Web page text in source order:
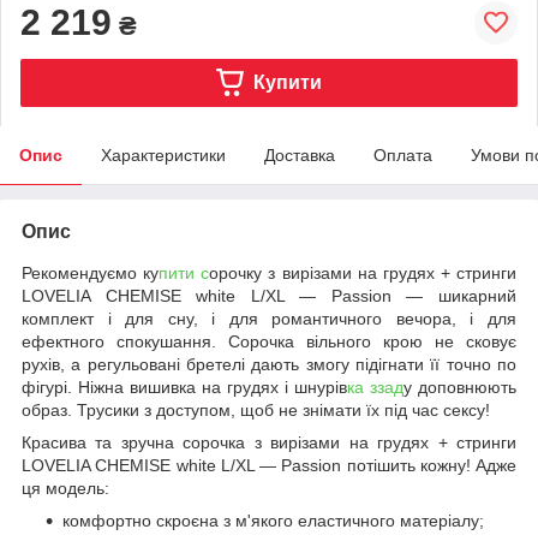
2 219 ₴
Купити
Опис Характеристики Доставка Оплата Умови
Опис
Рекомендуємо купити сорочку з вирізами на грудях + стринги
LOVELIA CHEMISE white L/XL — Passion — шикарний
комплект і для сну, і для романтичного вечора, і для
ефектного спокушання. Сорочка вільного крою не сковує
рухів, а регульовані бретелі дають змогу підігнати її точно по
фігурі. Ніжна вишивка на грудях і шнурівка ззаду доповнюють
образ. Трусики з доступом, щоб не знімати їх під час сексу!
Красива та зручна сорочка з вирізами на грудях + стринги
LOVELIA CHEMISE white L/XL — Passion потішить кожну! Адже
ця модель:
комфортно скроєна з м'якого еластичного матеріалу;